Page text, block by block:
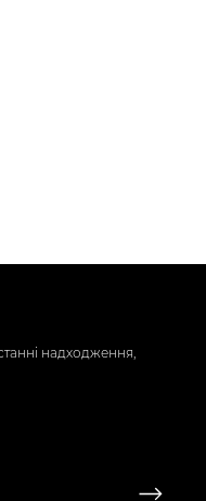
надходження,